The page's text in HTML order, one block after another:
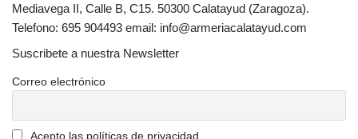
Mediavega II, Calle B, C15. 50300 Calatayud (Zaragoza).
Telefono: 695 904493 email: info@armeriacalatayud.com
Suscribete a nuestra Newsletter
Correo electrónico
Acepto las políticas de privacidad